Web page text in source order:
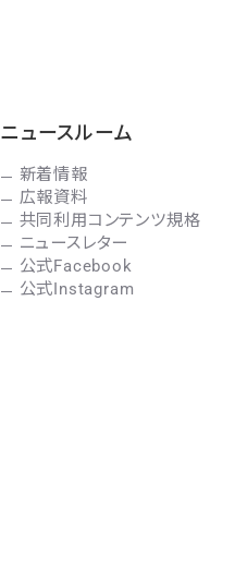
ニュースルーム
新着情報
広報資料
共同利用コンテンツ規格
ニュースレター
公式Facebook
公式Instagram